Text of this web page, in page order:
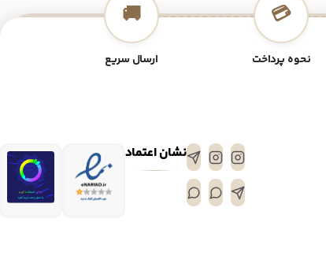
💳
نحوه پرداخت
🚚
ارسال سریع
نشان اعتماد